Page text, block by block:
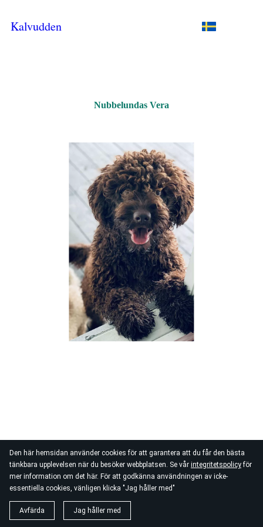
Den här hemsidan använder cookies för att garantera att du får den bästa
tänkbara upplevelsen när du besöker webbplatsen. Se vår integritetspolicyför
mer information om det här. För att godkänna användningen av icke-
essentiella cookies, vänligen klicka "Jag håller med"
Avfärda Jag håller med
Kalvudden
Nubbelundas Vera